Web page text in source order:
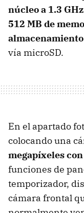
núcleo a 1.3 GHz
512 MB de
almacenamiento
vía microSD.
En el apartado
colocando una
megapíxeles
funciones de
temporizador,
cámara frontal